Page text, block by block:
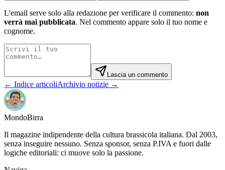
L'email serve solo alla redazione per verificare il commento: non
verrà mai pubblicata. Nel commento appare solo il tuo nome e
cognome.
Lascia un commento
← Indice articoliArchivio notizie →
MondoBirra
Il magazine indipendente della cultura brassicola italiana. Dal 2003,
senza inseguire nessuno. Senza sponsor, senza P.IVA e fuori dalle
logiche editoriali: ci muove solo la passione.